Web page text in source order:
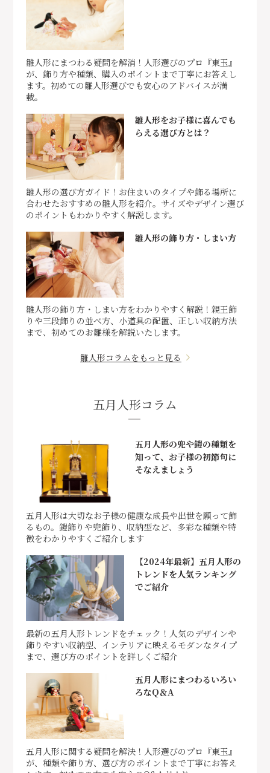
雛人形にまつわる疑問を解消！人形選びのプロ『東玉』
が、飾り方や種類、購入のポイントまで丁寧にお答えし
ます。初めての雛人形選びでも安心のアドバイスが満
載。
雛人形をお子様に喜んでも
らえる選び方とは？
雛人形の選び方ガイド！お住まいのタイプや飾る場所に
合わせたおすすめの雛人形を紹介。サイズやデザイン選び
のポイントもわかりやすく解説します。
雛人形の飾り方・しまい方
雛人形の飾り方・しまい方をわかりやすく解説！親王飾
りや三段飾りの並べ方、小道具の配置、正しい収納方法
まで、初めてのお雛様を解説いたします。
雛人形コラムをもっと見る
五月人形コラム
五月人形の兜や鎧の種類を
知って、お子様の初節句に
そなえましょう
五月人形は大切なお子様の健康な成長や出世を願って飾
るもの。鎧飾りや兜飾り、収納型など、多彩な種類や特
徴をわかりやすくご紹介します
【2024年最新】五月人形の
トレンドを人気ランキング
でご紹介
最新の五月人形トレンドをチェック！人気のデザインや
飾りやすい収納型、インテリアに映えるモダンなタイプ
まで、選び方のポイントを詳しくご紹介
五月人形にまつわるいろい
ろなQ＆A
五月人形に関する疑問を解決！人形選びのプロ『東玉』
が、種類や飾り方、選び方のポイントまで丁寧にお答え